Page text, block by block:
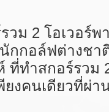
วม 2 โอเวอร์
กกอล์ฟต่างช
ที่ทำสกอร์รวม
ยงคนเดียวที่ผ่า